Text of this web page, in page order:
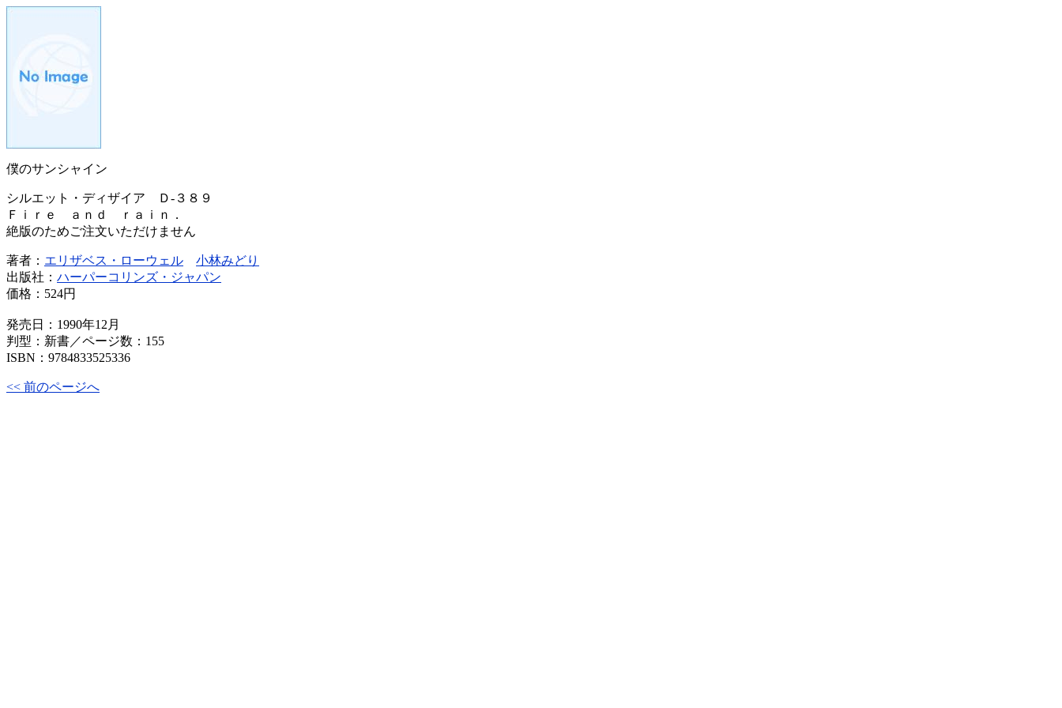
僕のサンシャイン
シルエット・ディザイア Ｄ‐３８９
Ｆｉｒｅ ａｎｄ ｒａｉｎ．
絶版のためご注文いただけません
著者： エリザベス・ローウェル
小林みどり
出版社： ハーパーコリンズ・ジャパン
価格： 524円
発売日：1990年12月
判型：新書／ページ数：155
ISBN：9784833525336
<< 前のページへ